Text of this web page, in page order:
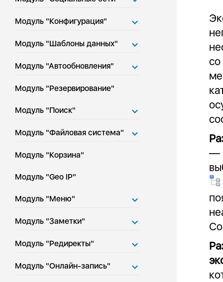
Модуль "Конфигурация"
Модуль "Шаблоны данных"
Модуль "Автообновления"
Модуль "Резервирование"
Модуль "Поиск"
Модуль "Файловая система"
Модуль "Корзина"
Модуль "Geo IP"
Модуль "Меню"
Модуль "Заметки"
Модуль "Редиректы"
Модуль "Онлайн-запись"
—